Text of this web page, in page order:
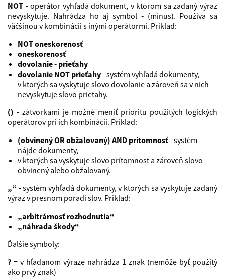
NOT -operátor vyhľadá dokument, v ktorom sa zadaný výraz
nevyskytuje. Nahrádza ho aj symbol -(mínus). Používa sa
väčšinou v kombinácii s inými operátormi. Príklad:
NOT oneskorenosť
oneskorenosť
dovolanie - prieťahy
dovolanie NOT prieťahy- systém vyhľadá dokumenty,
v ktorých sa vyskytuje slovo dovolanie a zároveň sa v nich
nevyskytuje slovo prieťahy.
() - zátvorkami je možné meniť prioritu použitých logických
operátorov pri ich kombinácii. Príklad:
(obvinený OR obžalovaný) AND prítomnosť- systém
nájde dokumenty,
v ktorých sa vyskytuje slovo prítomnosť a zároveň slovo
obvinený alebo obžalovaný.
„“ - systém vyhľadá dokumenty, v ktorých sa vyskytuje zadaný
výraz v presnom poradí slov. Príklad:
„arbitrárnosť rozhodnutia“
„náhrada škody“
Ďalšie symboly:
? = v hľadanom výraze nahrádza 1 znak (nemôže byť použitý
ako prvý znak)